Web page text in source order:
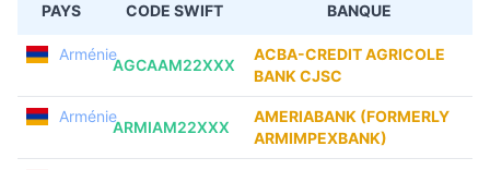
PAYS CODE SWIFT BANQUE
Arménie
AGCAAM22XXX
ACBA-CREDIT AGRICOLE
BANK CJSC
Arménie
ARMIAM22XXX
AMERIABANK (FORMERLY
ARMIMPEXBANK)